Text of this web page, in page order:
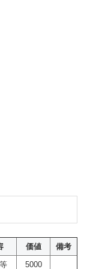
価値
備考
5000